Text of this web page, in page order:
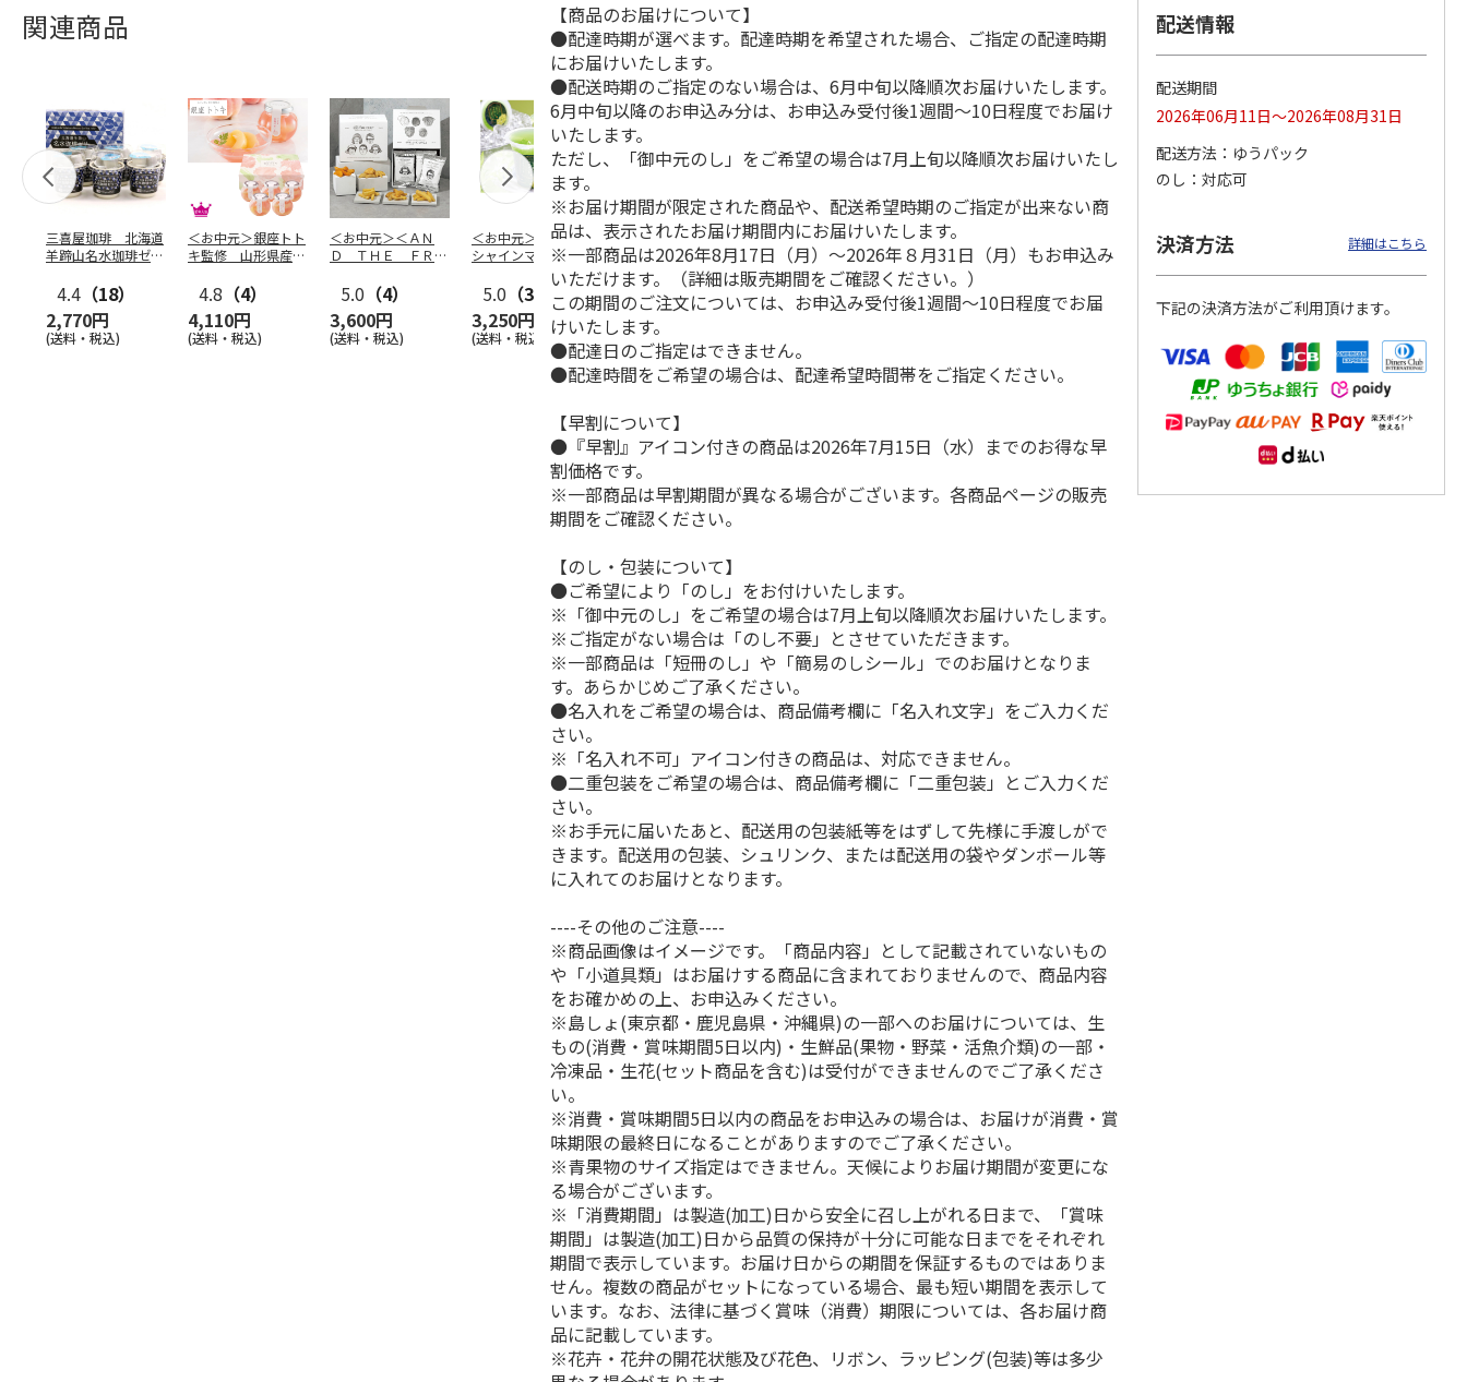
関連商品
三喜屋珈琲 北海道
羊蹄山名水珈琲ゼリ
4.4 （18）
2,770円
(送料・税込)
＜お中元＞銀座トト
キ監修 山形県産白
版）
4.8 （4）
4,110円
(送料・税込)
＜お中元＞＜ＡＮ
Ｄ ＴＨＥ ＦＲＩ
ト５種
…
5.0 （4）
3,600円
(送料・税込)
＜お中元＞長野県産
シャインマスカット
5.0 （3）
3,250円
(送料・税込)
＜お中元＞北海道羊
蹄山名水珈琲ゼリー
７個
4.3（3）
2,980円
(送料・税込)
＜お中元＞＜ひとと
え＞３層デザートジ
ュレパフェ～国産フ
ルー…
4.7（10）
2,980円
＜お中元＞日本橋
千疋屋総本店 フル
ートジェリー ９個
入（…
5.0（3）
4,500円
＜お中元＞彩果の宝
石 フルーツゼリー
コレクション（東日
5.0（7）
3,570円
＜お中元＞日本橋
千疋屋総本店 フル
ートジェリー ６個
3,400円
＜お中元＞築地ちと
せ ラムネゼリー
（東日本版）
2,670円
(送料・税込)
【商品のお届けについて】
●配達時期が選べます。配達時期を希望された場合、ご指定の配達時期
にお届けいたします。
●配送時期のご指定のない場合は、6月中旬以降順次お届けいたします。
6月中旬以降のお申込み分は、お申込み受付後1週間～10日程度でお届け
いたします。
ただし、「御中元のし」をご希望の場合は7月上旬以降順次お届けいたし
ます。
※お届け期間が限定された商品や、配送希望時期のご指定が出来ない商
品は、表示されたお届け期間内にお届けいたします。
※一部商品は2026年8月17日（月）～2026年８月31日（月）もお申込み
いただけます。（詳細は販売期間をご確認ください。）
この期間のご注文については、お申込み受付後1週間～10日程度でお届
けいたします。
●配達日のご指定はできません。
●配達時間をご希望の場合は、配達希望時間帯をご指定ください。
【早割について】
●『早割』アイコン付きの商品は2026年7月15日（水）までのお得な早
割価格です。
※一部商品は早割期間が異なる場合がございます。各商品ページの販売
期間をご確認ください。
【のし・包装について】
●ご希望により「のし」をお付けいたします。
※「御中元のし」をご希望の場合は7月上旬以降順次お届けいたします。
※ご指定がない場合は「のし不要」とさせていただきます。
※一部商品は「短冊のし」や「簡易のしシール」でのお届けとなりま
す。あらかじめご了承ください。
●名入れをご希望の場合は、商品備考欄に「名入れ文字」をご入力くだ
さい。
※「名入れ不可」アイコン付きの商品は、対応できません。
●二重包装をご希望の場合は、商品備考欄に「二重包装」とご入力くだ
さい。
※お手元に届いたあと、配送用の包装紙等をはずして先様に手渡しがで
きます。配送用の包装、シュリンク、または配送用の袋やダンボール等
に入れてのお届けとなります。
----その他のご注意----
※商品画像はイメージです。「商品内容」として記載されていないもの
や「小道具類」はお届けする商品に含まれておりませんので、商品内容
をお確かめの上、お申込みください。
※島しょ(東京都・鹿児島県・沖縄県)の一部へのお届けについては、生
もの(消費・賞味期間5日以内)・生鮮品(果物・野菜・活魚介類)の一部・
冷凍品・生花(セット商品を含む)は受付ができませんのでご了承くださ
い。
※消費・賞味期間5日以内の商品をお申込みの場合は、お届けが消費・賞
味期限の最終日になることがありますのでご了承ください。
※青果物のサイズ指定はできません。天候によりお届け期間が変更にな
る場合がございます。
※「消費期間」は製造(加工)日から安全に召し上がれる日まで、「賞味
期間」は製造(加工)日から品質の保持が十分に可能な日までをそれぞれ
期間で表示しています。お届け日からの期間を保証するものではありま
せん。複数の商品がセットになっている場合、最も短い期間を表示して
います。なお、法律に基づく賞味（消費）期限については、各お届け商
品に記載しています。
※花卉・花弁の開花状態及び花色、リボン、ラッピング(包装)等は多少
配送情報
配送期間
2026年06月11日～2026年08月31日
配送方法
ゆうパック
のし
対応可
決済方法 詳細はこちら
下記の決済方法がご利用頂けます。